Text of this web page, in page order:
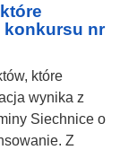
konkursu nr
które
wynika z
Siechnice o
Z